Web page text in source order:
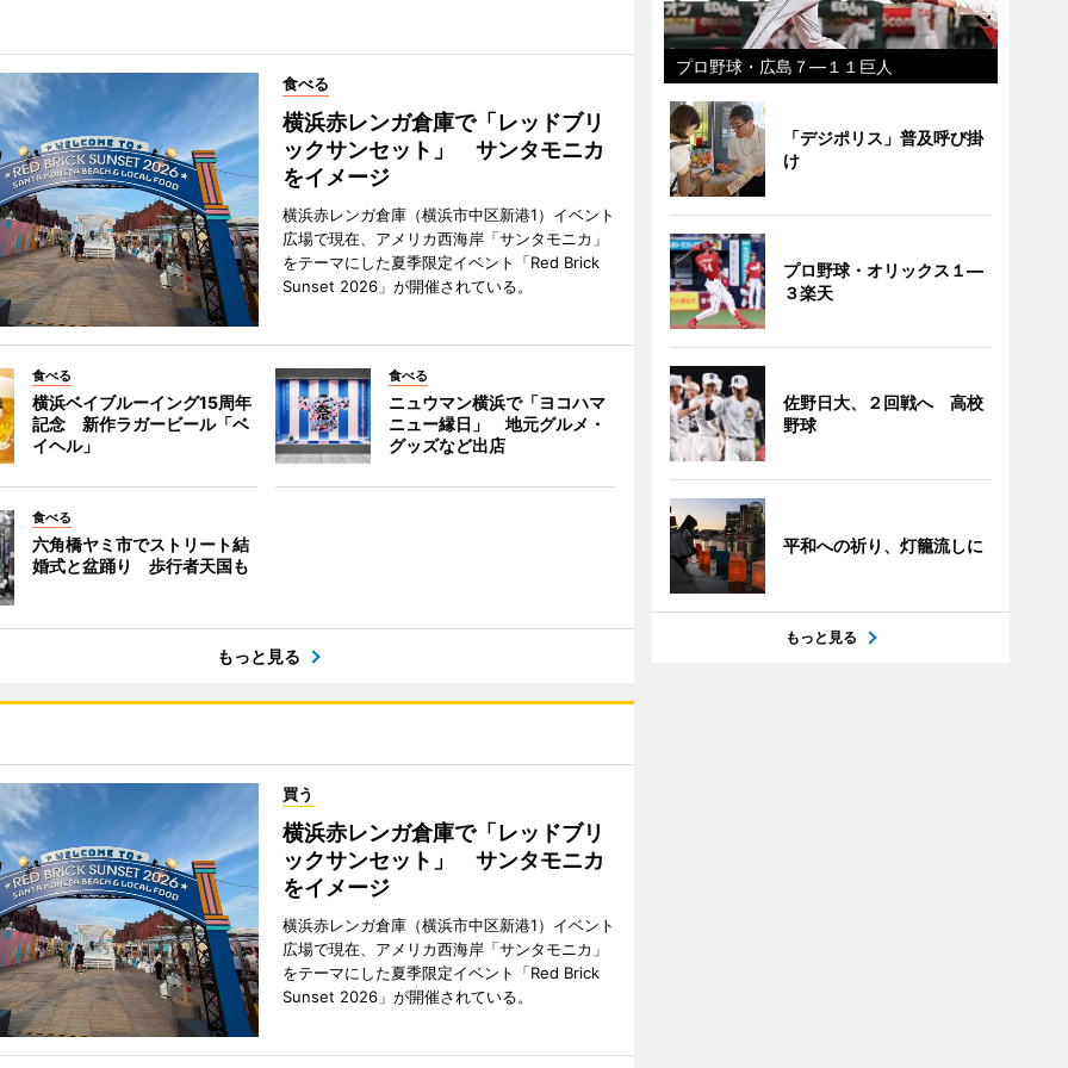
食べる
横浜赤レンガ倉庫で「レッドブリ
ックサンセット」 サンタモニカ
をイメージ
横浜赤レンガ倉庫（横浜市中区新港1）イベント
広場で現在、アメリカ西海岸「サンタモニカ」
をテーマにした夏季限定イベント「Red Brick
Sunset 2026」が開催されている。
食べる
横浜ベイブルーイング15周年
記念 新作ラガービール「ベ
イヘル」
食べる
ニュウマン横浜で「ヨコハマ
ニュー縁日」 地元グルメ・
グッズなど出店
食べる
六角橋ヤミ市でストリート結
婚式と盆踊り 歩行者天国も
もっと見る
買う
横浜赤レンガ倉庫で「レッドブリ
ックサンセット」 サンタモニカ
をイメージ
横浜赤レンガ倉庫（横浜市中区新港1）イベント
広場で現在、アメリカ西海岸「サンタモニカ」
をテーマにした夏季限定イベント「Red Brick
Sunset 2026」が開催されている。
プロ野球・広島７―１１巨人
「デジポリス」普及呼び掛
け
プロ野球・オリックス１―
３楽天
佐野日大、２回戦へ 高校
野球
平和への祈り、灯籠流しに
もっと見る